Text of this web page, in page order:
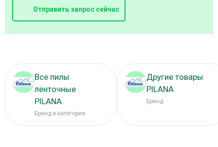
Отправить запрос сейчас
Все пилы
ленточные
PILANA
Бренд и категория
Другие товары
PILANA
Бренд